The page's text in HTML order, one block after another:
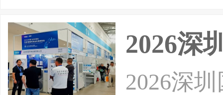
的研究
2026深
2026深